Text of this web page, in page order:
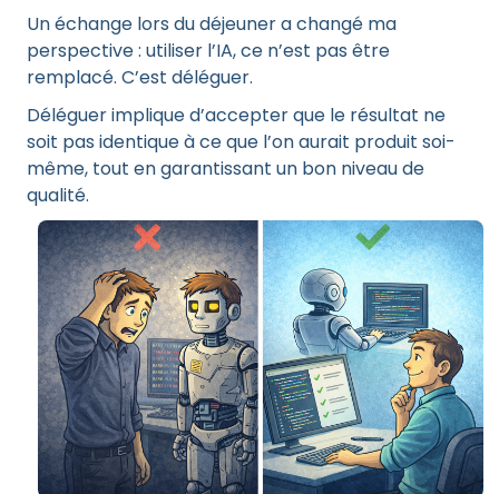
Un échange lors du déjeuner a changé ma
perspective : utiliser l’IA, ce n’est pas être
remplacé. C’est déléguer.
Déléguer implique d’accepter que le résultat ne
soit pas identique à ce que l’on aurait produit soi-
même, tout en garantissant un bon niveau de
qualité.